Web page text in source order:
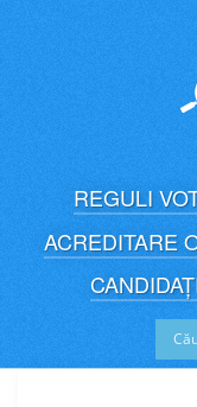
REGULI
ACREDITARE